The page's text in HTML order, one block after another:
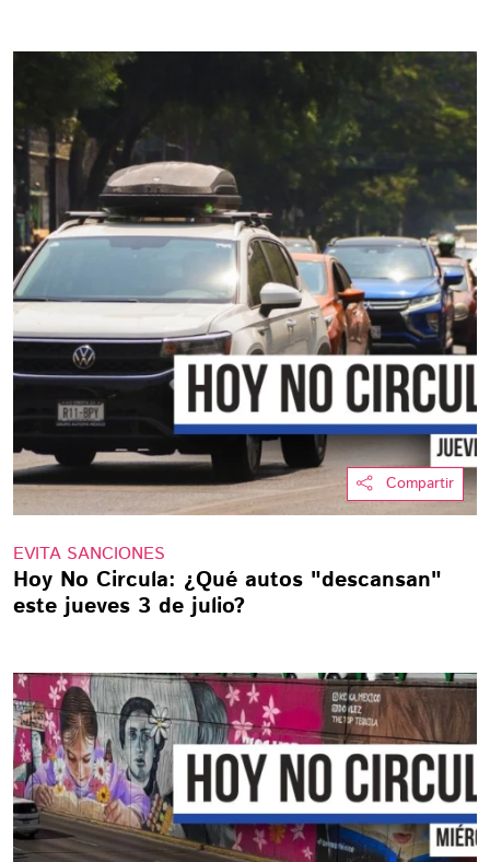
Compartir
EVITA SANCIONES
Hoy No Circula: ¿Qué autos "descansan"
este jueves 3 de julio?